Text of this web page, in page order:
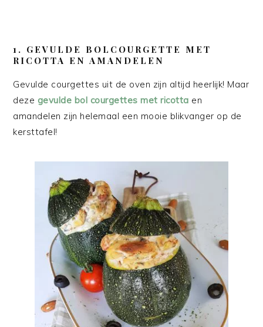
1. GEVULDE BOLCOURGETTE MET
RICOTTA EN AMANDELEN
Gevulde courgettes uit de oven zijn altijd heerlijk! Maar
deze gevulde bol courgettes met ricotta en
amandelen zijn helemaal een mooie blikvanger op de
kersttafel!